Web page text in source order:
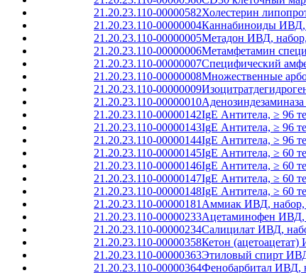
21.20.23.110-00000582Холестерин
21.20.23.110-00000004Каннабиноиды ИВД,
21.20.23.110-00000005Метадон ИВД, набор,
21.20.23.110-00000006Метамфетамин
21.20.23.110-00000007Специфический
21.20.23.110-00000008Множественные
21.20.23.110-00000009
21.20.23.110-00000010
21.20.23.110-00000142IgE Антитела, ≥ 96
21.20.23.110-00000143IgE Антитела, ≥ 96
21.20.23.110-00000144IgE Антитела, ≥ 96
21.20.23.110-00000145IgE Антитела, ≥ 60
21.20.23.110-00000146IgE Антитела, ≥ 60
21.20.23.110-00000147IgE Антитела, ≥ 60
21.20.23.110-00000148IgE Антитела, ≥ 60
21.20.23.110-00000181Аммиак ИВД, набор,
21.20.23.110-00000233Ацетаминофен ИВД,
21.20.23.110-00000234Салицилат ИВД,
21.20.23.110-00000358Кетон
21.20.23.110-00000363Этиловый спирт
21.20.23.110-00000364Фенобарбитал ИВД,